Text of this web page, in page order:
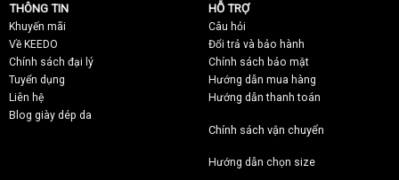
THÔNG TIN
Khuyến mãi
Về KEEDO
Chính sách đại lý
Tuyển dụng
Liên hệ
Blog giày dép da
HỖ TRỢ
Câu hỏi
Đổi trả và bảo hành
Chính sách bảo mật
Hướng dẫn mua hàng
Hướng dẫn thanh toán
Chính sách vận chuyển
Hướng dẫn chọn size